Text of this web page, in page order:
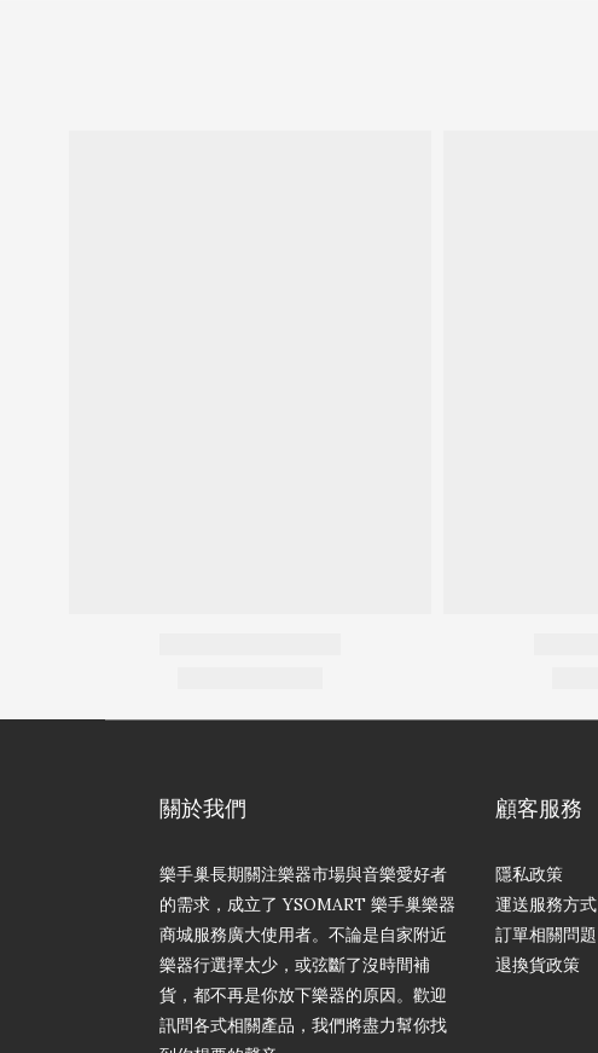
關於我們
樂手巢長期關注樂器市場與音樂愛好者
的需求，成立了 YSOMART 樂手巢樂器
商城服務廣大使用者。不論是自家附近
樂器行選擇太少，或弦斷了沒時間補
貨，都不再是你放下樂器的原因。歡迎
訊問各式相關產品，我們將盡力幫你找
顧客服務
隱私政策
運送服務方式
訂單相關問題
退換貨政策